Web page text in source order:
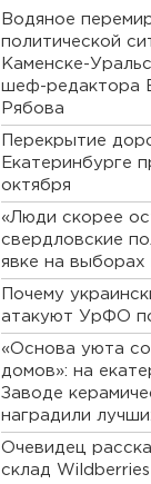
Водяное
политической
Каменске-
шеф-редактора
Рябова
Перекрытие
Екатеринбурге
октября
«Люди скорее
свердловские
явке на выборах
Почему
атакуют УрФО
«Основа уюта
домов»: на
Заводе
наградили
Очевидец
склад